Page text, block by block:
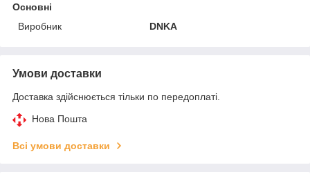
Основні
Виробник
DNKA
Умови доставки
Доставка здійснюється тільки по передоплаті.
Нова Пошта
Всі умови доставки